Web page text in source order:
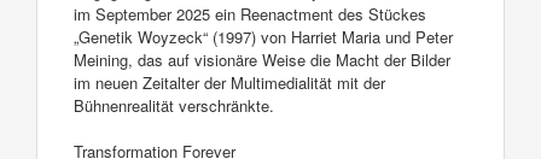
im September 2025 ein Reenactment des Stückes
„Genetik Woyzeck“ (1997) von Harriet Maria und Peter
Meining, das auf visionäre Weise die Macht der Bilder
im neuen Zeitalter der Multimedialität mit der
Bühnenrealität verschränkte.
Transformation Forever